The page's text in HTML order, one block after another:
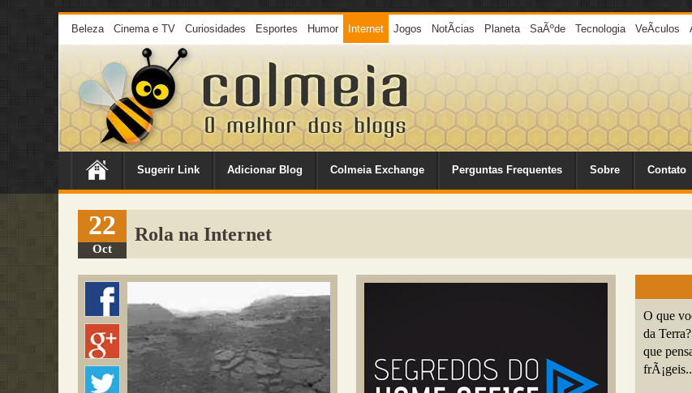
Beleza Cinema e TV Curiosidades Esportes Humor Internet Jogos NotÃ­cias Planeta SaÃºde Tecnologia VeÃ­culos
Sugerir Link Adicionar Blog Colmeia Exchange Perguntas Frequentes Sobre Contato
22
Oct
Rola na Internet
O que
da
que